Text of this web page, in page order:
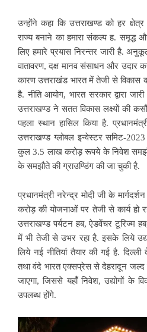
उन्होंने कहा कि उत्तराखण्ड को हर
राज्य बनाने का हमारा संकल्प ह. समृद्ध
लिए हमारे प्रयास निरन्तर जारी है.
वातावरण, दक्ष मानव संसाधन और उदार
कारण उत्तराखंड भारत में तेजी से विकास
है. नीति आयोग, भारत सरकार द्वारा
उत्तराखण्ड ने सतत विकास लक्ष्यों की
पहला स्थान हासिल किया है.
उत्तराखण्ड ग्लोबल इन्वेस्टर समिट-
कुल 3.5 लाख करोड़ रूपये के निवेश
के समझौते की ग्राउण्डिंग की जा चुकी है.
प्रधानमंत्री नरेन्द्र मोदी जी के
करोड़ की योजनाओं पर तेजी से कार्य हो
उत्तराखण्ड पर्यटन हब, ऐडवेंचर टूरिज्म
में भी तेजी से उभर रहा है. इसके लिये
लिये नई नीतियां तैयार की गई है. दिल्ली
तथा वंदे भारत एक्सप्रेस से देहरादून जल्द
जाएगा, जिससे यहाँ निवेश, उद्योगों के
उपलब्ध होंगे.